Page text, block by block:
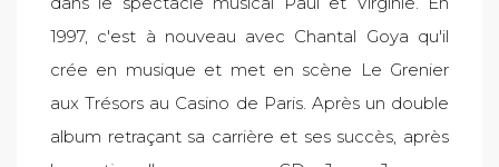
1997, c'est à nouveau avec Chantal Goya qu'il
crée en musique et met en scène Le Grenier
aux Trésors au Casino de Paris. Après un double
album retraçant sa carrière et ses succès, après